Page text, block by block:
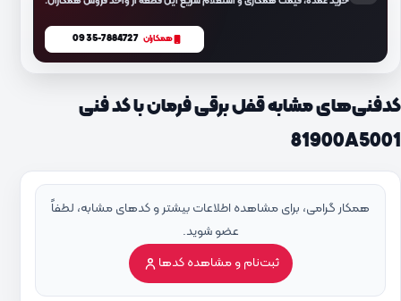
همکاران 0935-7884727
کدفنی‌های مشابه قفل برقی فرمان با کد فنی
81900A5001
همکار گرامی، برای مشاهده اطلاعات بیشتر و کدهای مشابه، لطفاً
عضو شوید.
ثبت‌نام و مشاهده کدها